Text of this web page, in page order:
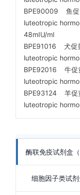
BPE90009 鱼促
luteotropic
48mIU/ml
BPE91016 犬促
luteotropic
BPE92016 牛促
luteotropic
BPE93124 羊促
luteotropic
酶联免疫试剂盒（
细胞因子类试剂